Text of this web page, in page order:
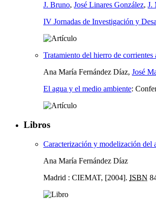
J. Bruno, José Linares González, J.
IV Jornadas de Investigación y
Tratamiento del hierro de corrientes
Ana María Fernández Díaz, José
El agua y el medio ambiente:
Libros
Caracterización y modelización del
Ana María Fernández Díaz
Madrid : CIEMAT, [2004]. ISBN